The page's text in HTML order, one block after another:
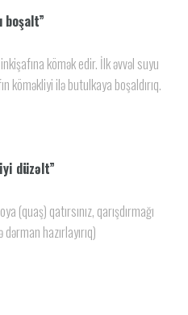
boşalt”
kömək edir. İlk əvvəl suyu
köməkliyi ilə butulkaya boşaldırıq.
düzəlt”
(quaş) qatırsınız, qarışdırmağı
hazırlayırıq)